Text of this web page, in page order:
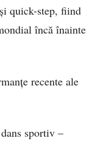
quick-step, fiind
încă înainte
recente ale
sportiv –